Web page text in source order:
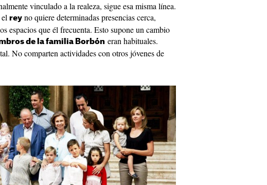
vinculado a la realeza, sigue esa misma línea.
rey no quiere determinadas presencias cerca,
espacios que él frecuenta. Esto supone un cambio
de la familia Borbón eran habituales.
No comparten actividades con otros jóvenes de